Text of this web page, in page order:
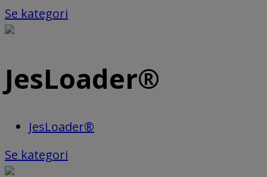
Se kategori
JesLoader®
JesLoader®
Se kategori